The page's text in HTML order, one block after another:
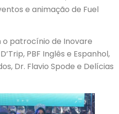
e animação de Fuel
patrocínio de Inovare
PBF Inglês e Espanhol,
Dr. Flavio Spode e Delícias